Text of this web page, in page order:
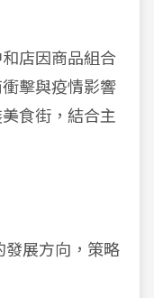
和店因商品組合
擊與疫情影響
食街，結合主
發展方向，策略